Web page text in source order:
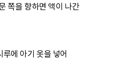
쪽을 향하면 액이 나간
에 아기 옷을 넣어